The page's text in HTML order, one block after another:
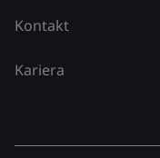
Kontakt
Kariera